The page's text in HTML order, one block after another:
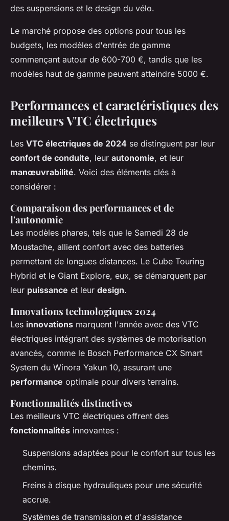
des suspensions et le design du vélo.
Le marché propose des options pour tous les
budgets, les modèles d'entrée de gamme
commençant autour de 600-700 €, tandis que les
modèles haut de gamme peuvent atteindre 5000 €.
Performances et caractéristiques des
meilleurs VTC électriques
Les VTC électriques de 2024 se distinguent par leur
confort de conduite, leur autonomie, et leur
manœuvrabilité. Voici des éléments clés à
considérer :
Comparaison des performances et de
l'autonomie
Les modèles phares, tels que le Samedi 28 de
Moustache, allient confort avec des batteries
permettant de longues distances. Le Cube Touring
Hybrid et le Giant Explore, eux, se démarquent par
leur puissance et leur design.
Innovations technologiques 2024
Les innovations marquent l'année avec des VTC
électriques intégrant des systèmes de motorisation
avancés, comme le Bosch Performance CX Smart
System du Winora Yakun 10, assurant une
performance optimale pour divers terrains.
Fonctionnalités distinctives
Les meilleurs VTC électriques offrent des
fonctionnalités innovantes :
Suspensions adaptées pour le confort sur tous les
chemins.
Freins à disque hydrauliques pour une sécurité
accrue.
Systèmes de transmission et d'assistance